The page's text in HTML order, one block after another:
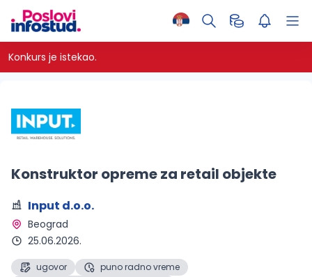
Konkurs je istekao.
Konstruktor opreme za retail objekte
Input d.o.o.
Beograd
25.06.2026.
ugovor
puno radno vreme